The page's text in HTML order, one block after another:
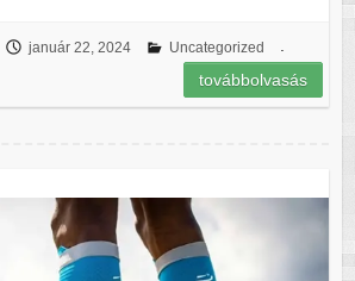
január 22, 2024 Uncategorized
.
továbbolvasás